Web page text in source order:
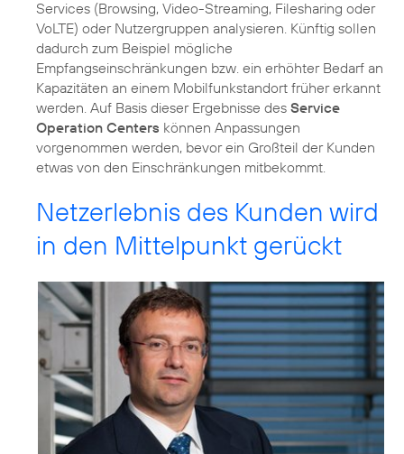
Services (Browsing, Video-Streaming, Filesharing oder
VoLTE) oder Nutzergruppen analysieren. Künftig sollen
dadurch zum Beispiel mögliche
Empfangseinschränkungen bzw. ein erhöhter Bedarf an
Kapazitäten an einem Mobilfunkstandort früher erkannt
werden. Auf Basis dieser Ergebnisse des Service
Operation Centers können Anpassungen
vorgenommen werden, bevor ein Großteil der Kunden
etwas von den Einschränkungen mitbekommt.
Netzerlebnis des Kunden wird
in den Mittelpunkt gerückt